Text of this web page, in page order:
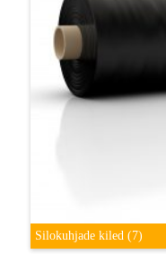
Silokuhjade kiled(7)